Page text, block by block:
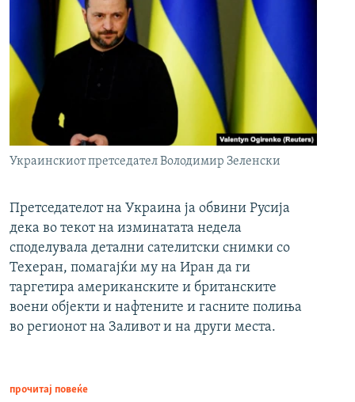
Украинскиот претседател Володимир Зеленски
Претседателот на Украина ја обвини Русија
дека во текот на изминатата недела
споделувала детални сателитски снимки со
Техеран, помагајќи му на Иран да ги
таргетира американските и британските
воени објекти и нафтените и гасните полиња
во регионот на Заливот и на други места.
прочитај повеќе